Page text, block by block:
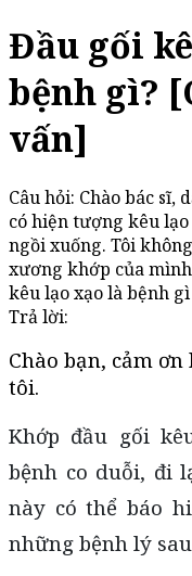
Đầu gối
bệnh gì?
vấn]
Câu hỏi: Chào bác sĩ,
có hiện tượng kêu
ngồi xuống. Tôi
xương khớp của
kêu lạo xạo là bệnh gì
Trả lời:
Chào bạn, cảm
tôi.
Khớp đầu gối
bệnh co duỗi, đi
này có thể báo
những bệnh lý